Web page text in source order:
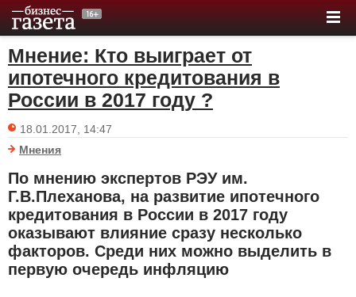
Мнение: Кто выиграет от
ипотечного кредитования в
России в 2017 году ?
18.01.2017, 14:47
Мнения
По мнению экспертов РЭУ им.
Г.В.Плеханова, на развитие ипотечного
кредитования в России в 2017 году
оказывают влияние сразу несколько
факторов. Среди них можно выделить в
первую очередь инфляцию